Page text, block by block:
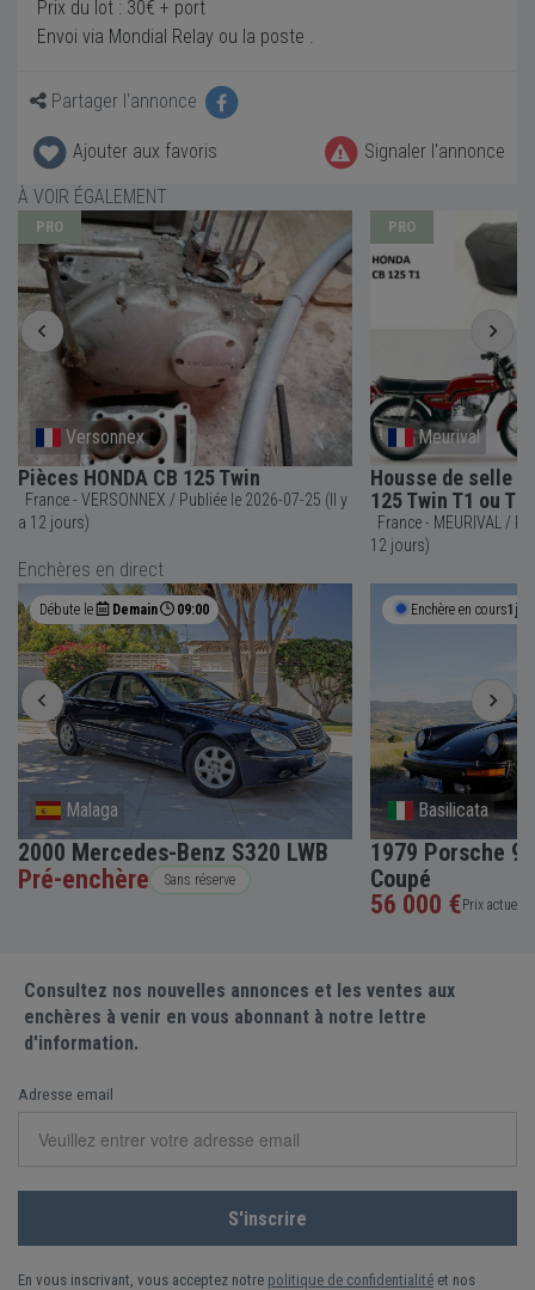
Prix du lot : 30€ + port
Envoi via Mondial Relay ou la poste .
Partager l'annonce
Ajouter aux favoris
Signaler l'annonce
À VOIR ÉGALEMENT
PRO
Versonnex
Pièces HONDA CB 125 Twin
France - VERSONNEX / Publiée le 2026-07-25 (Il y
a 12 jours)
PRO
Meurival
Housse de selle
125 Twin T1 ou T2
France - MEURIVAL / Publiée le 2026-07-25 (Il y a
12 jours)
Enchères en direct
Débute le Demain 09:00
Malaga
2000 Mercedes-Benz S320 LWB
Pré-enchère Sans réserve
Enchère en cours1j
Basilicata
1979 Porsche
Coupé
56 000 €Prix actuel •
Consultez nos nouvelles annonces et les ventes aux
enchères à venir en vous abonnant à notre lettre
d'information.
Adresse email
En vous inscrivant, vous acceptez notre politique de confidentialité et nos